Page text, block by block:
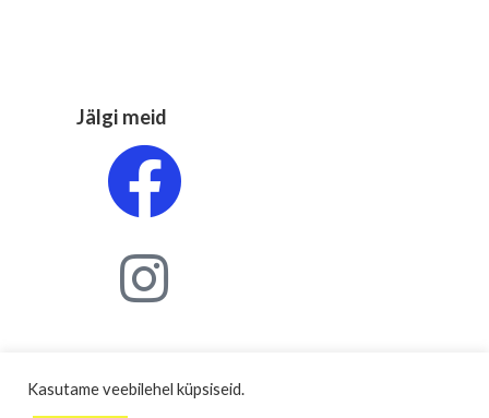
Jälgi meid
Kasutame veebilehel küpsiseid.